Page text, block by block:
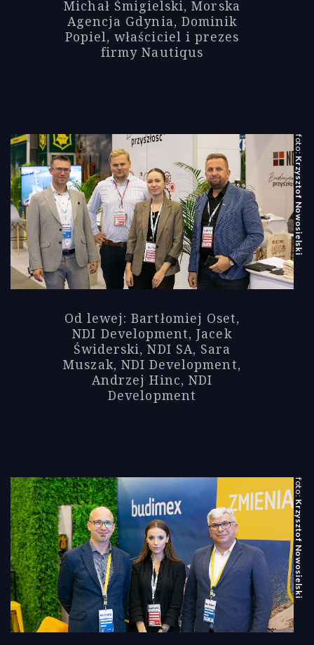
Michał Śmigielski, Morska
Agencja Gdynia, Dominik
Popiel, właściciel i prezes
firmy Nautiqus
Od lewej: Bartłomiej Oset,
NDI Development, Jacek
Świderski, NDI SA, Sara
Muszak, NDI Development,
Andrzej Hinc, NDI
Development
Krzysztof Nowosielski
Krzysztof Nowosielski